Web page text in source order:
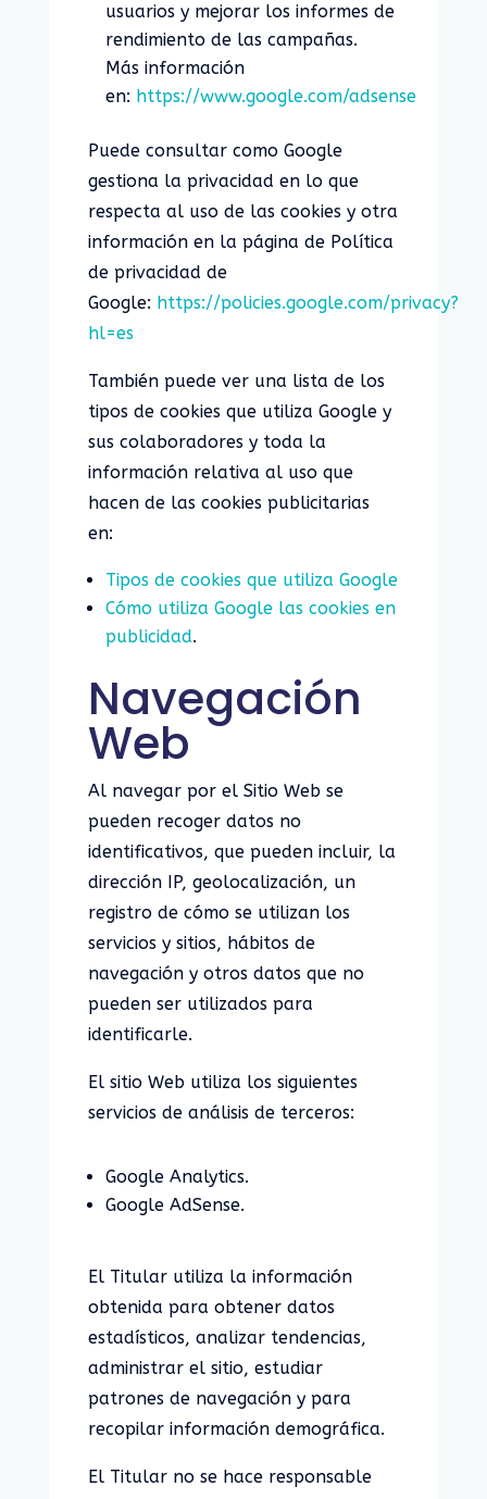
usuarios y mejorar los informes de
rendimiento de las campañas.
Más información
en: https://www.google.com/adsense
Puede consultar como Google
gestiona la privacidad en lo que
respecta al uso de las cookies y otra
información en la página de Política
de privacidad de
Google: https://policies.google.com/privacy?
hl=es
También puede ver una lista de los
tipos de cookies que utiliza Google y
sus colaboradores y toda la
información relativa al uso que
hacen de las cookies publicitarias
en:
Tipos de cookies que utiliza Google
Cómo utiliza Google las cookies en
publicidad.
Navegación
Web
Al navegar por el Sitio Web se
pueden recoger datos no
identificativos, que pueden incluir, la
dirección IP, geolocalización, un
registro de cómo se utilizan los
servicios y sitios, hábitos de
navegación y otros datos que no
pueden ser utilizados para
identificarle.
El sitio Web utiliza los siguientes
servicios de análisis de terceros:
Google Analytics.
Google AdSense.
El Titular utiliza la información
obtenida para obtener datos
estadísticos, analizar tendencias,
administrar el sitio, estudiar
patrones de navegación y para
recopilar información demográfica.
El Titular no se hace responsable